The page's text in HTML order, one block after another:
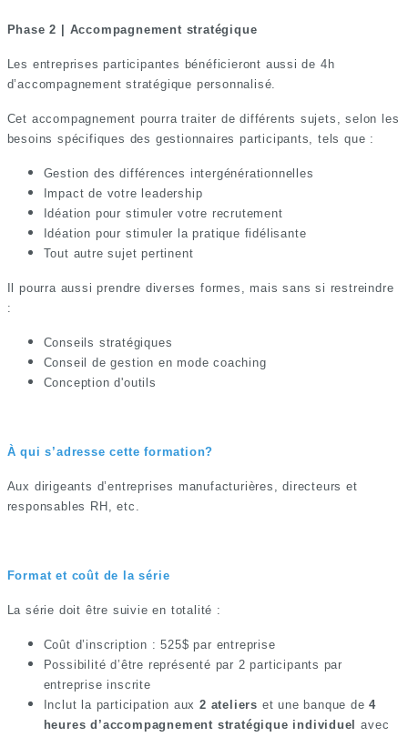
Phase 2 | Accompagnement stratégique
Les entreprises participantes bénéficieront aussi de 4h
d’accompagnement stratégique personnalisé.
Cet accompagnement pourra traiter de différents sujets, selon les
besoins spécifiques des gestionnaires participants, tels que :
Gestion des différences intergénérationnelles
Impact de votre leadership
Idéation pour stimuler votre recrutement
Idéation pour stimuler la pratique fidélisante
Tout autre sujet pertinent
Il pourra aussi prendre diverses formes, mais sans si restreindre
:
Conseils stratégiques
Conseil de gestion en mode coaching
Conception d'outils
À qui s’adresse cette formation?
Aux dirigeants d’entreprises manufacturières, directeurs et
responsables RH, etc.
Format et coût de la série
La série doit être suivie en totalité :
Coût d’inscription : 525$ par entreprise
Possibilité d’être représenté par 2 participants par
entreprise inscrite
Inclut la participation aux 2 ateliers et une banque de 4
heures d’accompagnement stratégique individuelavec